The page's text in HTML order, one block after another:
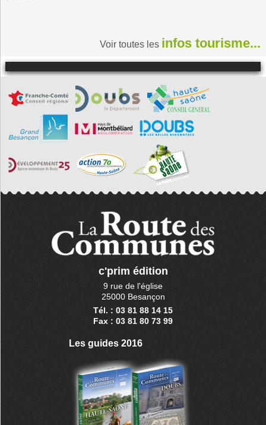
Voir toutes les infos tourisme...
c'prim édition
9 rue de l'église
25000 Besançon
Tél. : 03 81 88 14 15
Fax : 03 81 80 73 99
Les guides 2016